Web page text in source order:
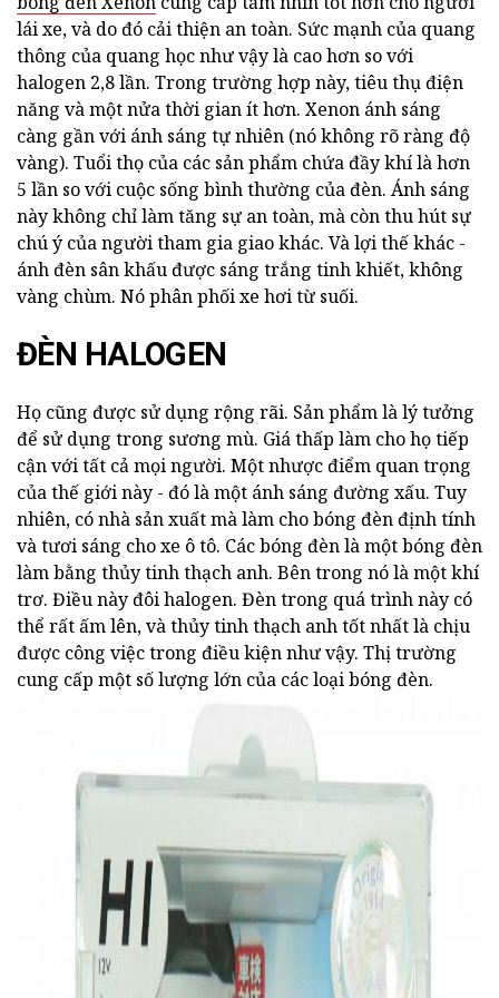
lái xe, và do đó cải thiện an toàn. Sức mạnh của quang
thông của quang học như vậy là cao hơn so với
halogen 2,8 lần. Trong trường hợp này, tiêu thụ điện
năng và một nửa thời gian ít hơn. Xenon ánh sáng
càng gần với ánh sáng tự nhiên (nó không rõ ràng độ
vàng). Tuổi thọ của các sản phẩm chứa đầy khí là hơn
5 lần so với cuộc sống bình thường của đèn. Ánh sáng
này không chỉ làm tăng sự an toàn, mà còn thu hút sự
chú ý của người tham gia giao khác. Và lợi thế khác -
ánh đèn sân khấu được sáng trắng tinh khiết, không
vàng chùm. Nó phân phối xe hơi từ suối.
ĐÈN HALOGEN
Họ cũng được sử dụng rộng rãi. Sản phẩm là lý tưởng
để sử dụng trong sương mù. Giá thấp làm cho họ tiếp
cận với tất cả mọi người. Một nhược điểm quan trọng
của thế giới này - đó là một ánh sáng đường xấu. Tuy
nhiên, có nhà sản xuất mà làm cho bóng đèn định tính
và tươi sáng cho xe ô tô. Các bóng đèn là một bóng đèn
làm bằng thủy tinh thạch anh. Bên trong nó là một khí
trơ. Điều này đôi halogen. Đèn trong quá trình này có
thể rất ấm lên, và thủy tinh thạch anh tốt nhất là chịu
được công việc trong điều kiện như vậy. Thị trường
cung cấp một số lượng lớn của các loại bóng đèn.